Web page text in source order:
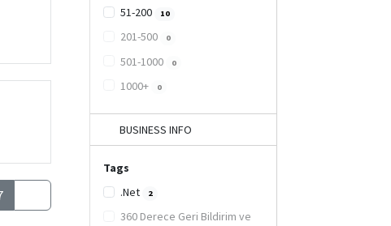
51-200 10
201-500 0
501-1000 0
1000+ 0
BUSINESS INFO
Tags
.Net
2
360 Derece Geri Bildirim ve